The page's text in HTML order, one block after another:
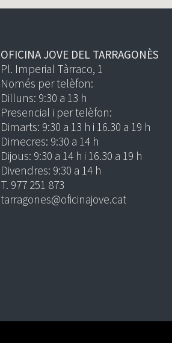
OFICINA JOVE DEL TARRAGONÈS
Pl. Imperial Tàrraco, 1
Només per telèfon:
Dilluns: 9:30 a 13 h
Presencial i per telèfon:
Dimarts: 9:30 a 13 h i 16.30 a 19 h
Dimecres: 9:30 a 14 h
Dijous: 9:30 a 14 h i 16.30 a 19 h
Divendres: 9:30 a 14 h
T. 977 251 873
tarragones@oficinajove.cat